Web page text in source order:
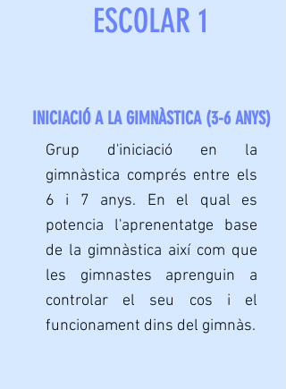
ESCOLAR 1
INICIACIÓ A LA GIMNÀSTICA (3-6 ANYS)
Grup d'iniciació en la
gimnàstica comprés entre els
6 i 7 anys. En el qual es
potencia l'aprenentatge base
de la gimnàstica així com que
les gimnastes aprenguin a
controlar el seu cos i el
funcionament dins del gimnàs.